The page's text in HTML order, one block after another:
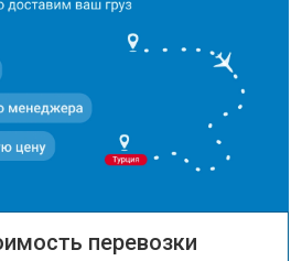
перевозки